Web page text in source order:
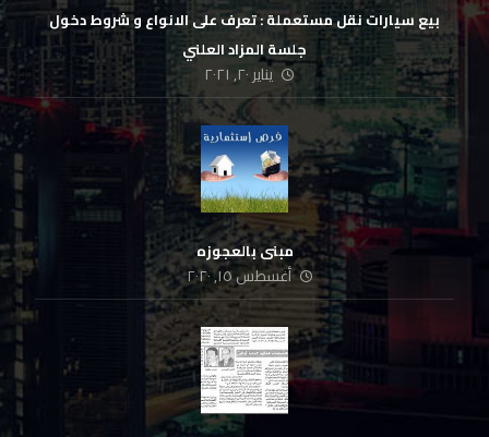
بيع سيارات نقل مستعملة : تعرف على الانواع و شروط دخول
جلسة المزاد العلني
يناير ٢٠, ٢٠٢١
مبنى بالعجوزه
أغسطس ١٥, ٢٠٢٠